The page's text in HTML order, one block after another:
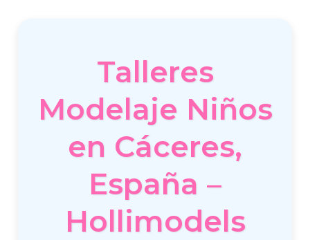
Talleres
Modelaje Niños
en Cáceres,
España –
Hollimodels